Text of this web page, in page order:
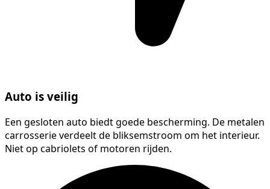
Auto is veilig
Een gesloten auto biedt goede bescherming. De metalen
carrosserie verdeelt de bliksemstroom om het interieur.
Niet op cabriolets of motoren rijden.